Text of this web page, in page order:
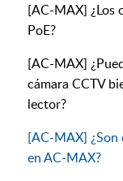
[AC-MAX] ¿Los
PoE?
[AC-MAX]
cámara CCTV
lector?
[AC-MAX] ¿Son
en AC-MAX?